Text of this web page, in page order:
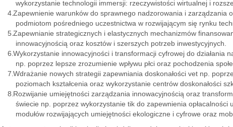
wykorzystanie technologii immersji: rzeczywistości wirtualnej i
Zapewnienie warunków do sprawnego nadzorowania i zarządzania
podmiotom pośredniego uczestnictwa w rozwijającym się rynku
Zapewnianie strategicznych i elastycznych mechanizmów
innowacyjnością oraz kosztów i szerszych potrzeb inwestycyjnych.
Wykorzystanie innowacyjności i transformacji cyfrowej do działania
np. poprzez lepsze zrozumienie wpływu płci oraz pochodzenia
Wdrażanie nowych strategii zapewniania doskonałości vet np.
poziomach kształcenia oraz wykorzystanie centrów doskonałości
Rozwijanie umiejętności zarządzania innowacyjnością oraz
świecie np. poprzez wykorzystanie tik do zapewnienia opłacalności
modułów rozwijających umiejętności ekologiczne i cyfrowe oraz